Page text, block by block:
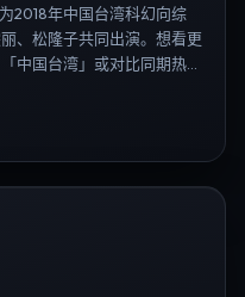
2018年中国台湾科幻向综
、松隆子共同出演。想看更
中国台湾」或对比同期热播